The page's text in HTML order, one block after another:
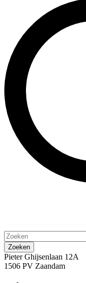
Pieter Ghijsenlaan 12A
1506 PV Zaandam